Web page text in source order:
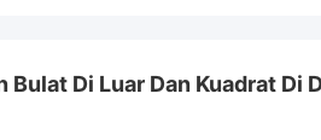
Bulat Di Luar Dan Kuadrat Di